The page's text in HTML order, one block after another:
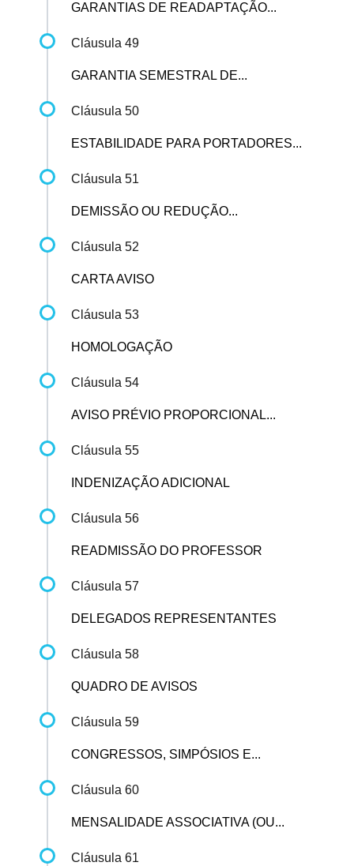
GARANTIAS DE READAPTAÇÃO...
Cláusula 49
GARANTIA SEMESTRAL DE...
Cláusula 50
ESTABILIDADE PARA PORTADORES...
Cláusula 51
DEMISSÃO OU REDUÇÃO...
Cláusula 52
CARTA AVISO
Cláusula 53
HOMOLOGAÇÃO
Cláusula 54
AVISO PRÉVIO PROPORCIONAL...
Cláusula 55
INDENIZAÇÃO ADICIONAL
Cláusula 56
READMISSÃO DO PROFESSOR
Cláusula 57
DELEGADOS REPRESENTANTES
Cláusula 58
QUADRO DE AVISOS
Cláusula 59
CONGRESSOS, SIMPÓSIOS E...
Cláusula 60
MENSALIDADE ASSOCIATIVA (OU...
Cláusula 61